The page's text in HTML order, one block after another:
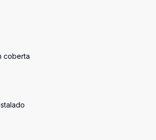
coberta